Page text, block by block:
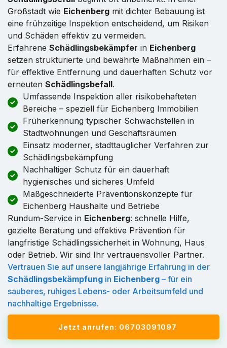
Großstadt wie Eichenberg mit dichter Bebauung ist
eine frühzeitige Inspektion entscheidend, um Risiken
und Schäden effektiv zu vermeiden.
Erfahrene Schädlingsbekämpfer in Eichenberg
setzen strukturierte und bewährte Maßnahmen ein –
für effektive Entfernung und dauerhaften Schutz vor
erneuten Schädlingsbefall.
Umfassende Inspektion aller risikobehafteten
Bereiche – speziell für Eichenberg Immobilien
Früherkennung typischer Schwachstellen in
Stadtwohnungen und Geschäftsräumen
Einsatz moderner, stadttauglicher Verfahren zur
Schädlingsbekämpfung
Nachhaltiger Schutz für ein dauerhaft
hygienisches und sicheres Umfeld
Maßgeschneiderte Präventionskonzepte für
Eichenberg Haushalte und Betriebe
Rundum-Service in Eichenberg: schnelle Hilfe,
gezielte Beratung und effektive Prävention für
langfristige Schädlingssicherheit in Wohnung, Haus
oder Betrieb. Wir sind Ihr vertrauensvoller Partner.
Vertrauen Sie auf unsere langjährige Erfahrung in der
Schädlingsbekämpfung in Eichenberg – für ein
sauberes, ruhiges Lebens- oder Arbeitsumfeld und
nachhaltige Ergebnisse.
Jetzt anrufen: 06703091097